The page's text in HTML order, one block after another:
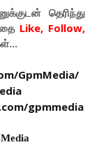
தெரிந்து
Like, Follow,
GpmMedia/
gpmmedia